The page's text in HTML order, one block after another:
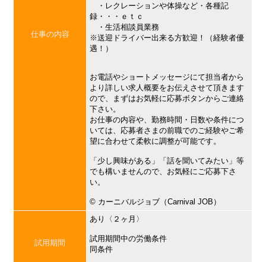
仕事の内容
・レクレーションや体操など・各種記
録・・・ｅｔｃ
・生活相談員業務
※送迎ドライバー出来る方歓迎！（経験者優
遇！）
お電話やショートメッセージにて担当者から
より詳しい求人概要をお伝えさせて頂きます
ので、まずはお気軽に応募ボタンからご連絡
下さい。
お仕事の内容や、勤務時間・日数や条件につ
いては、応募者さまの前職でのご経験やご希
望に合わせて柔軟に調整が可能です。
「少し興味がある」「話を聞いてみたい」等
でも構いませんので、お気軽にご応募下さ
い。
©︎ カーニバルジョブ（Carnival JOB）
試用期間
あり〈２ヶ月〉
試用期間中の労働条件
同条件